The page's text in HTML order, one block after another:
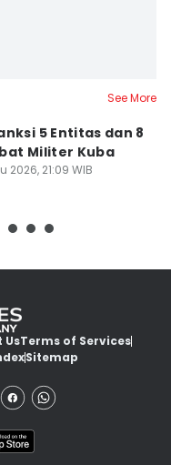
See More
5 Entitas dan 8
Militer Kuba
2026, 21:09 WIB
UsTerms of Services
Sitemap